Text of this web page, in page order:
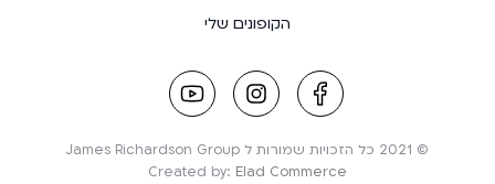
הקופונים שלי
facebook
link
instagram
link
© 2021 כל הזכויות שמורות ל James Richardson Group
Created by: Elad Commerce